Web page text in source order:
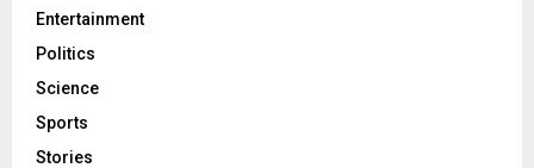
Entertainment
Politics
Science
Sports
Stories